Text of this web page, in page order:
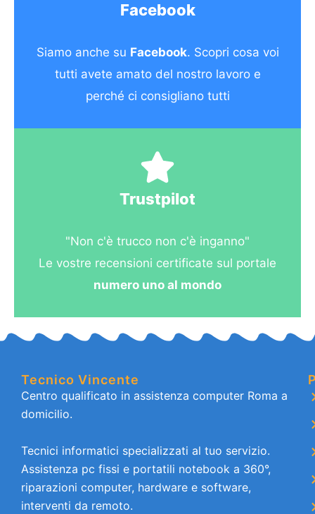
Facebook
Siamo anche su Facebook. Scopri cosa voi
tutti avete amato del nostro lavoro e
perché ci consigliano tutti
Trustpilot
"Non c'è trucco non c'è inganno"
Le vostre recensioni certificate sul portale
numero uno al mondo
Tecnico Vincente
Centro qualificato in assistenza computer Roma a
domicilio.
Tecnici informatici specializzati al tuo servizio.
Assistenza pc fissi e portatili notebook a 360°,
riparazioni computer, hardware e software,
interventi da remoto.